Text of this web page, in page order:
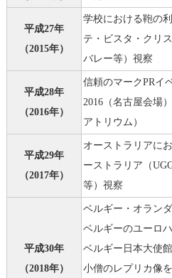
平成27年
（2015年）
学校における鞄の
テ・ビスタ・クリ
バレー等）視察
平成28年
（2016年）
信頼のマークPRイ
2016（名古屋会場
アトリウム）
平成29年
（2017年）
オーストラリアに
ーストラリア（
等）視察
平成30年
（2018年）
ベルギー・オラン
ベルギーのユーロ
ベルギー日本大使
小僧のレプリカ像